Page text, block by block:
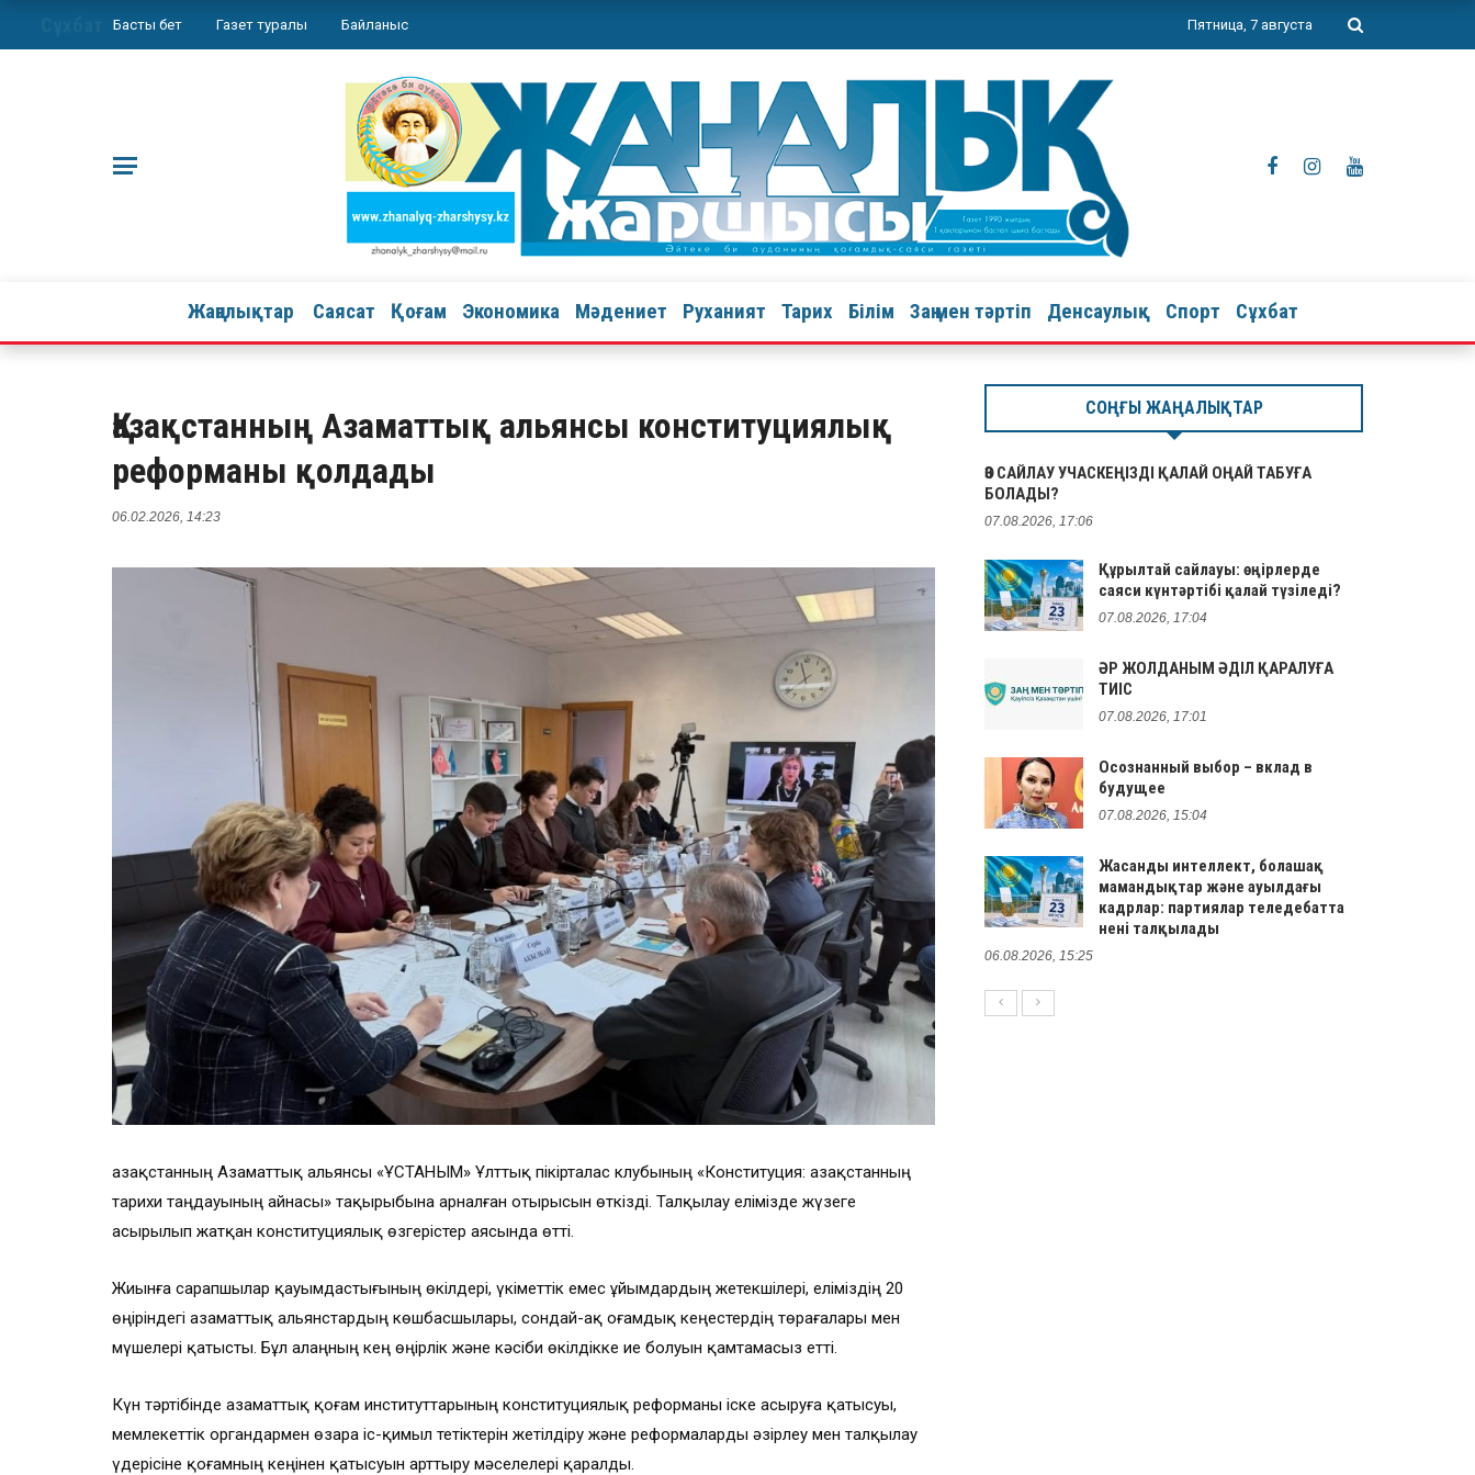
Басты бет Газет туралы Байланыс Пятница, 7 августа
Жаңалықтар Саясат Қоғам Экономика Мәдениет Руханият Тарих Білім Заң мен тәртіп Денсаулық Спорт Сұхбат
Қазақстанның Азаматтық альянсы конституциялық
реформаны қолдады
06.02.2026, 14:23
Қазақстанның Азаматтық альянсы «ҰСТАНЫМ» Ұлттық пікірталас клубының «Конституция: Қазақстанның
тарихи таңдауының айнасы» тақырыбына арналған отырысын өткізді. Талқылау елімізде жүзеге
асырылып жатқан конституциялық өзгерістер аясында өтті.
Жиынға сарапшылар қауымдастығының өкілдері, үкіметтік емес ұйымдардың жетекшілері, еліміздің 20
өңіріндегі азаматтық альянстардың көшбасшылары, сондай-ақ Қоғамдық кеңестердің төрағалары мен
мүшелері қатысты. Бұл алаңның кең өңірлік және кәсіби өкілдікке ие болуын қамтамасыз етті.
Күн тәртібінде азаматтық қоғам институттарының конституциялық реформаны іске асыруға қатысуы,
мемлекеттік органдармен өзара іс-қимыл тетіктерін жетілдіру және реформаларды әзірлеу мен талқылау
үдерісіне қоғамның кеңінен қатысуын арттыру мәселелері қаралды.
СОҢҒЫ ЖАҢАЛЫҚТАР
ӨЗ САЙЛАУ УЧАСКЕҢІЗДІ ҚАЛАЙ ОҢАЙ ТАБУҒА
БОЛАДЫ?
07.08.2026, 17:06
Құрылтай сайлауы: өңірлерде
саяси күнтәртібі қалай түзіледі?
07.08.2026, 17:04
ӘР ЖОЛДАНЫМ ӘДІЛ ҚАРАЛУҒА
ТИІС
07.08.2026, 17:01
Осознанный выбор – вклад в
будущее
07.08.2026, 15:04
Жасанды интеллект, болашақ
мамандықтар және ауылдағы
кадрлар: партиялар теледебатта
нені талқылады
06.08.2026, 15:25